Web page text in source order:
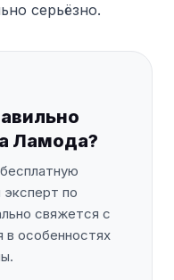
серьёзно.
Ламода?
по
свяжется с
в особенностях